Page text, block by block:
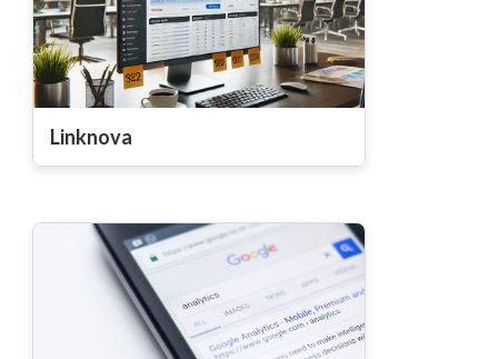
Linknova